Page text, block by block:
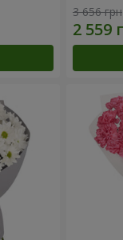
3 656 грн